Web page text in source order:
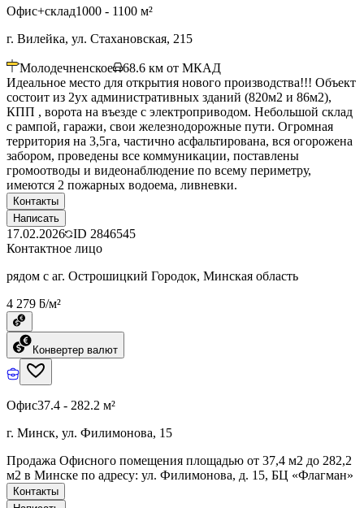
Офис+склад1000 - 1100 м²
г. Вилейка, ул. Стахановская, 215
Молодечненское 68.6 км от МКАД
Идеальное место для открытия нового производства!!! Объект
состоит из 2ух административных зданий (820м2 и 86м2),
КПП , ворота на въезде с электроприводом. Небольшой склад
с рампой, гаражи, свои железнодорожные пути. Огромная
территория на 3,5га, частично асфальтирована, вся огорожена
забором, проведены все коммуникации, поставлены
громоотводы и видеонаблюдение по всему периметру,
имеются 2 пожарных водоема, ливневки.
Контакты
Написать
17.02.2026 ID 2846545
Контактное лицо
рядом с аг. Острошицкий Городок, Минская область
4 279 ƃ/м²
Конвертер валют
Офис37.4 - 282.2 м²
г. Минск, ул. Филимонова, 15
Продажа Офисного помещения площадью от 37,4 м2 до 282,2
м2 в Минске по адресу: ул. Филимонова, д. 15, БЦ «Флагман»
Контакты